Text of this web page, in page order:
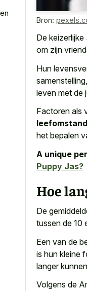
Bron:
De
om zijn
Hun
leven met de
Factoren als
het bepalen
A unique
Puppy Jas?
Hoe
De
tussen de 10
Een van de
is hun kleine
langer
Volgens de